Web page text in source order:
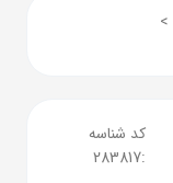
>
کد شناسه
:
283817